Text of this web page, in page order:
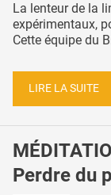
La lenteur de la
expérimentaux,
Cette équipe du
LIRE LA SUITE
Perdre du